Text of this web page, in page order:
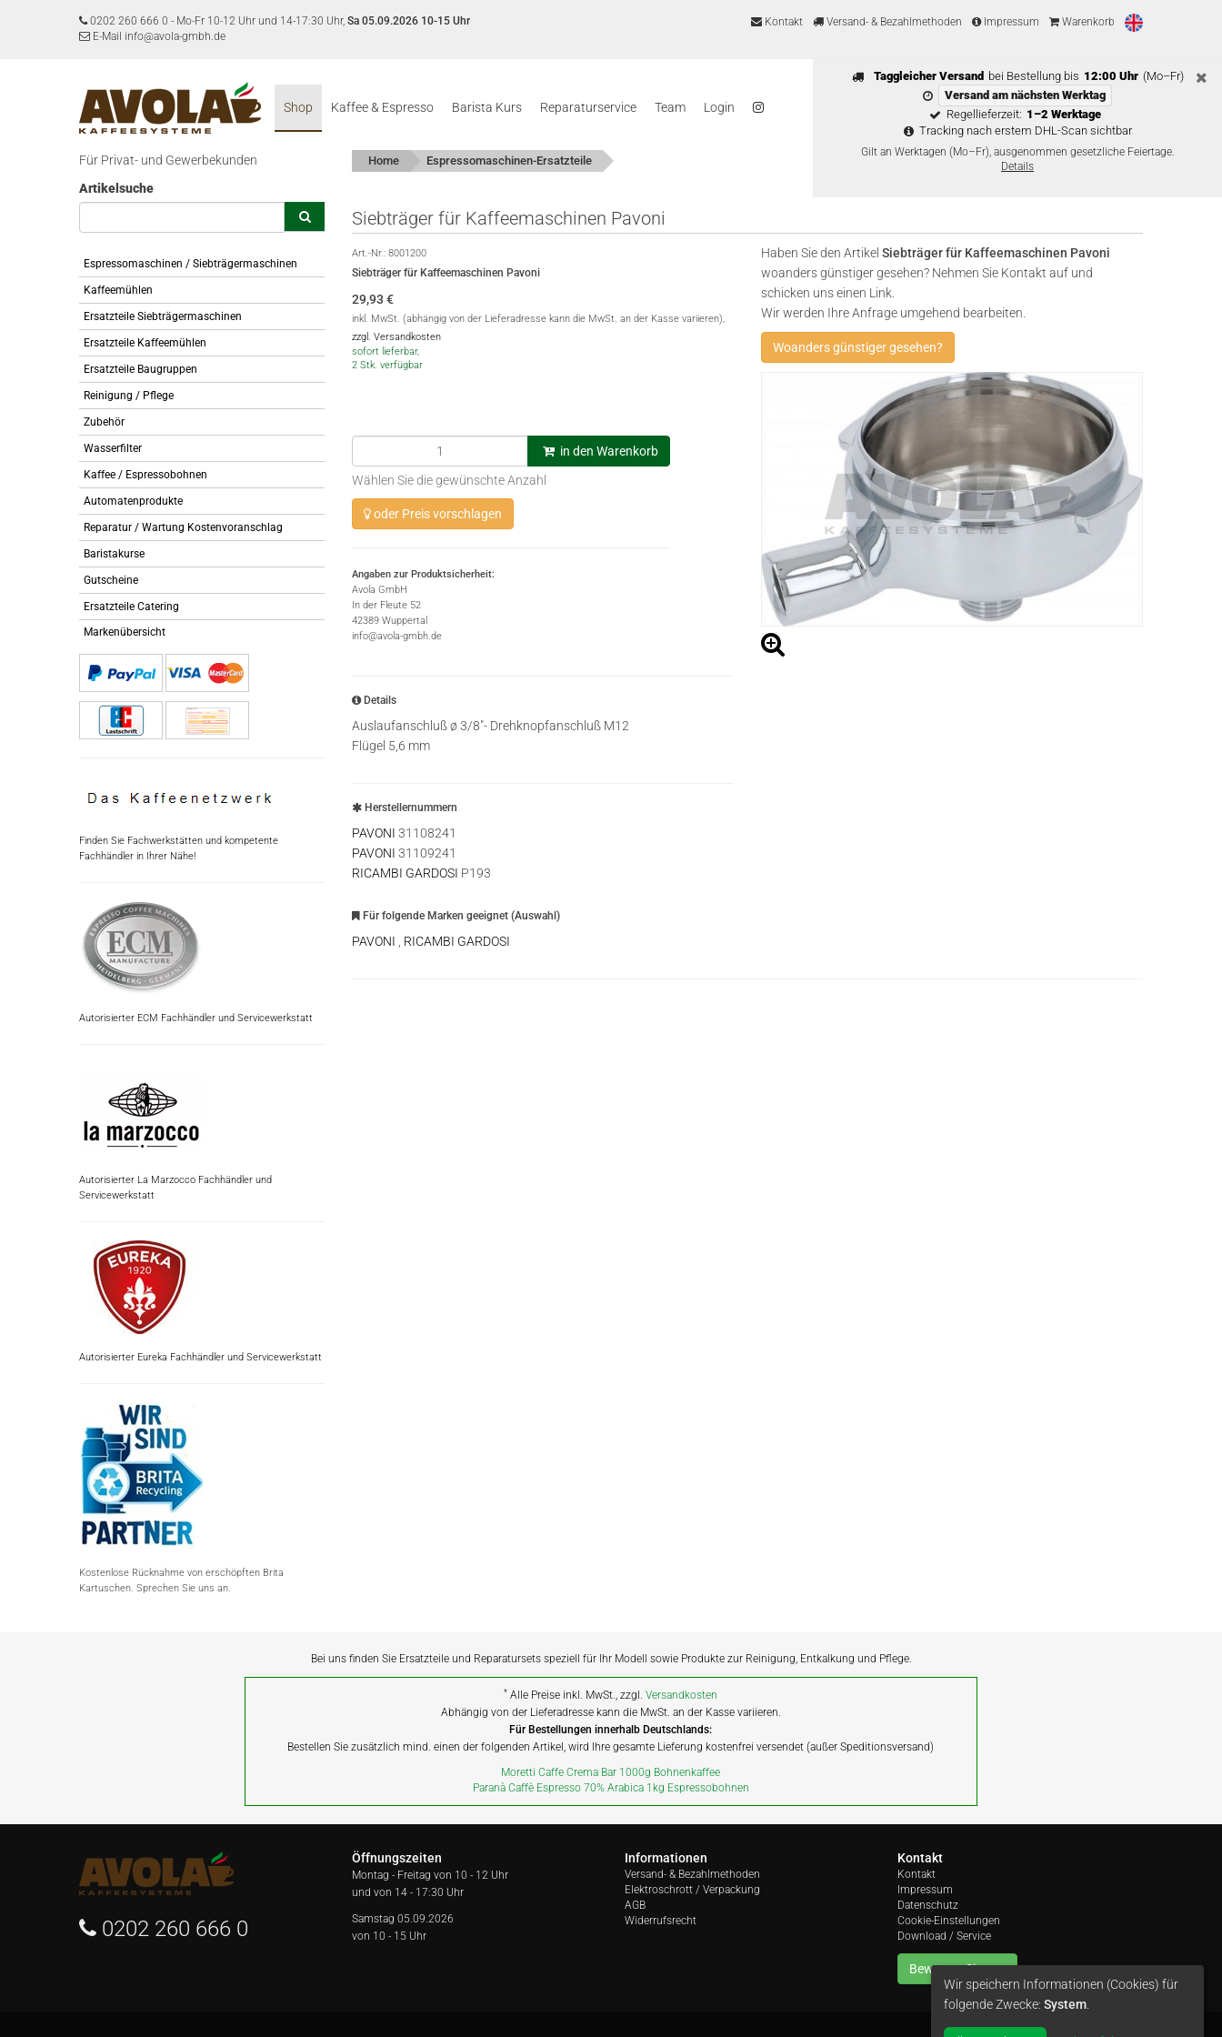
0202 260 666 0 - Mo-Fr 10-12 Uhr und 14-17:30 Uhr, Sa 05.09.2026 10-15 Uhr
E-Mail info@avola-gmbh.de
Kontakt Versand- & Bezahlmethoden Impressum Warenkorb
Taggleicher Versand bei Bestellung bis 12:00 Uhr (Mo–Fr)
Versand am nächsten Werktag
Regellieferzeit: 1–2 Werktage
Tracking nach erstem DHL-Scan sichtbar
Gilt an Werktagen (Mo–Fr), ausgenommen gesetzliche Feiertage.
Details
Shop Kaffee & Espresso Barista Kurs Reparaturservice Team Login
Für Privat- und Gewerbekunden
Artikelsuche
Espressomaschinen / Siebträgermaschinen
Kaffeemühlen
Ersatzteile Siebträgermaschinen
Ersatzteile Kaffeemühlen
Ersatzteile Baugruppen
Reinigung / Pflege
Zubehör
Wasserfilter
Kaffee / Espressobohnen
Automatenprodukte
Reparatur / Wartung Kostenvoranschlag
Baristakurse
Gutscheine
Ersatzteile Catering
Markenübersicht
Finden Sie Fachwerkstätten und kompetente
Fachhändler in Ihrer Nähe!
Autorisierter ECM Fachhändler und Servicewerkstatt
Autorisierter La Marzocco Fachhändler und
Servicewerkstatt
Autorisierter Eureka Fachhändler und Servicewerkstatt
Kostenlose Rücknahme von erschöpften Brita
Kartuschen. Sprechen Sie uns an.
Home Espressomaschinen-Ersatzteile
Siebträger für Kaffeemaschinen Pavoni
Art.-Nr.: 8001200
Siebträger für Kaffeemaschinen Pavoni
29,93 €
inkl. MwSt. (abhängig von der Lieferadresse kann die MwSt. an der Kasse variieren),
zzgl. Versandkosten
sofort lieferbar,
2 Stk. verfügbar
in den Warenkorb
Wählen Sie die gewünschte Anzahl
oder Preis vorschlagen
Angaben zur Produktsicherheit:
Avola GmbH
In der Fleute 52
42389 Wuppertal
info@avola-gmbh.de
Details
Auslaufanschluß ø 3/8"- Drehknopfanschluß M12
Flügel 5,6 mm
Herstellernummern
PAVONI 31108241
PAVONI 31109241
RICAMBI GARDOSI P193
Für folgende Marken geeignet (Auswahl)
PAVONI RICAMBI GARDOSI
Haben Sie den Artikel Siebträger für Kaffeemaschinen Pavoni
woanders günstiger gesehen? Nehmen Sie Kontakt auf und
schicken uns einen Link.
Wir werden Ihre Anfrage umgehend bearbeiten.
Woanders günstiger gesehen?
Bei uns finden Sie Ersatzteile und Reparatursets speziell für Ihr Modell sowie Produkte zur Reinigung, Entkalkung und Pflege.
* Alle Preise inkl. MwSt., zzgl.Versandkosten
Abhängig von der Lieferadresse kann die MwSt. an der Kasse variieren.
Für Bestellungen innerhalb Deutschlands:
Bestellen Sie zusätzlich mind. einen der folgenden Artikel, wird Ihre gesamte Lieferung kostenfrei versendet (außer Speditionsversand)
Moretti Caffe Crema Bar 1000g Bohnenkaffee
Paranà Caffè Espresso 70% Arabica 1kg Espressobohnen
0202 260 666 0
Öffnungszeiten
Montag - Freitag von 10 - 12 Uhr
und von 14 - 17:30 Uhr
Samstag 05.09.2026
von 10 - 15 Uhr
Informationen
Versand- & Bezahlmethoden
Elektroschrott / Verpackung
AGB
Widerrufsrecht
Kontakt
Kontakt
Impressum
Datenschutz
Cookie-Einstellungen
Download / Service
Bewerten Sie uns
Wir speichern Informationen (Cookies) für
folgende Zwecke: System